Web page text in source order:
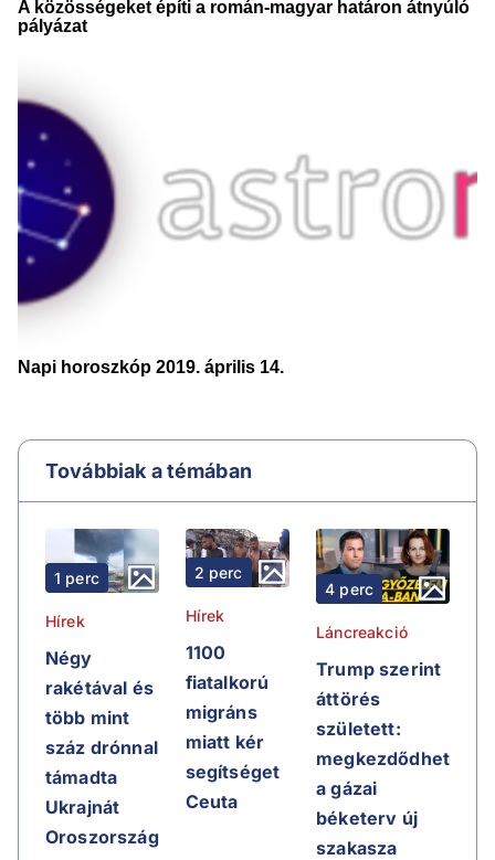
Továbbiak a témában
1 perc
Hírek
Négy
rakétával és
több mint
száz drónnal
támadta
Ukrajnát
Oroszország
2 perc
Hírek
1100
fiatalkorú
migráns
miatt kér
segítséget
Ceuta
4 perc
Láncreakció
Trump szerint
áttörés
született:
megkezdődhet
a gázai
béketerv új
szakasza